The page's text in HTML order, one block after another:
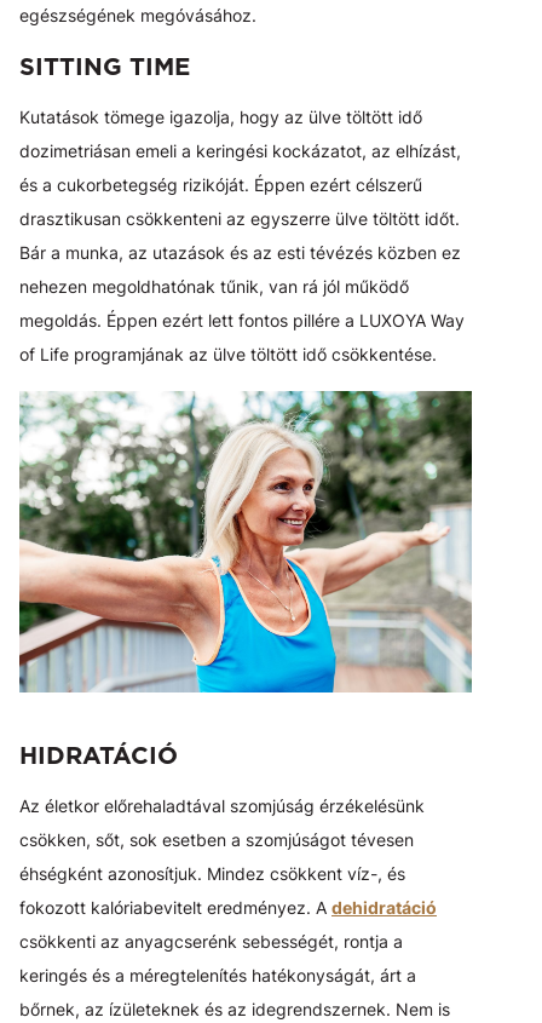
egészségének megóvásához.
SITTING TIME
Kutatások tömege igazolja, hogy az ülve töltött idő
dozimetriásan emeli a keringési kockázatot, az elhízást,
és a cukorbetegség rizikóját. Éppen ezért célszerű
drasztikusan csökkenteni az egyszerre ülve töltött időt.
Bár a munka, az utazások és az esti tévézés közben ez
nehezen megoldhatónak tűnik, van rá jól működő
megoldás. Éppen ezért lett fontos pillére a LUXOYA Way
of Life programjának az ülve töltött idő csökkentése.
HIDRATÁCIÓ
Az életkor előrehaladtával szomjúság érzékelésünk
csökken, sőt, sok esetben a szomjúságot tévesen
éhségként azonosítjuk. Mindez csökkent víz-, és
fokozott kalóriabevitelt eredményez. A dehidratáció
csökkenti az anyagcserénk sebességét, rontja a
keringés és a méregtelenítés hatékonyságát, árt a
bőrnek, az ízületeknek és az idegrendszernek. Nem is